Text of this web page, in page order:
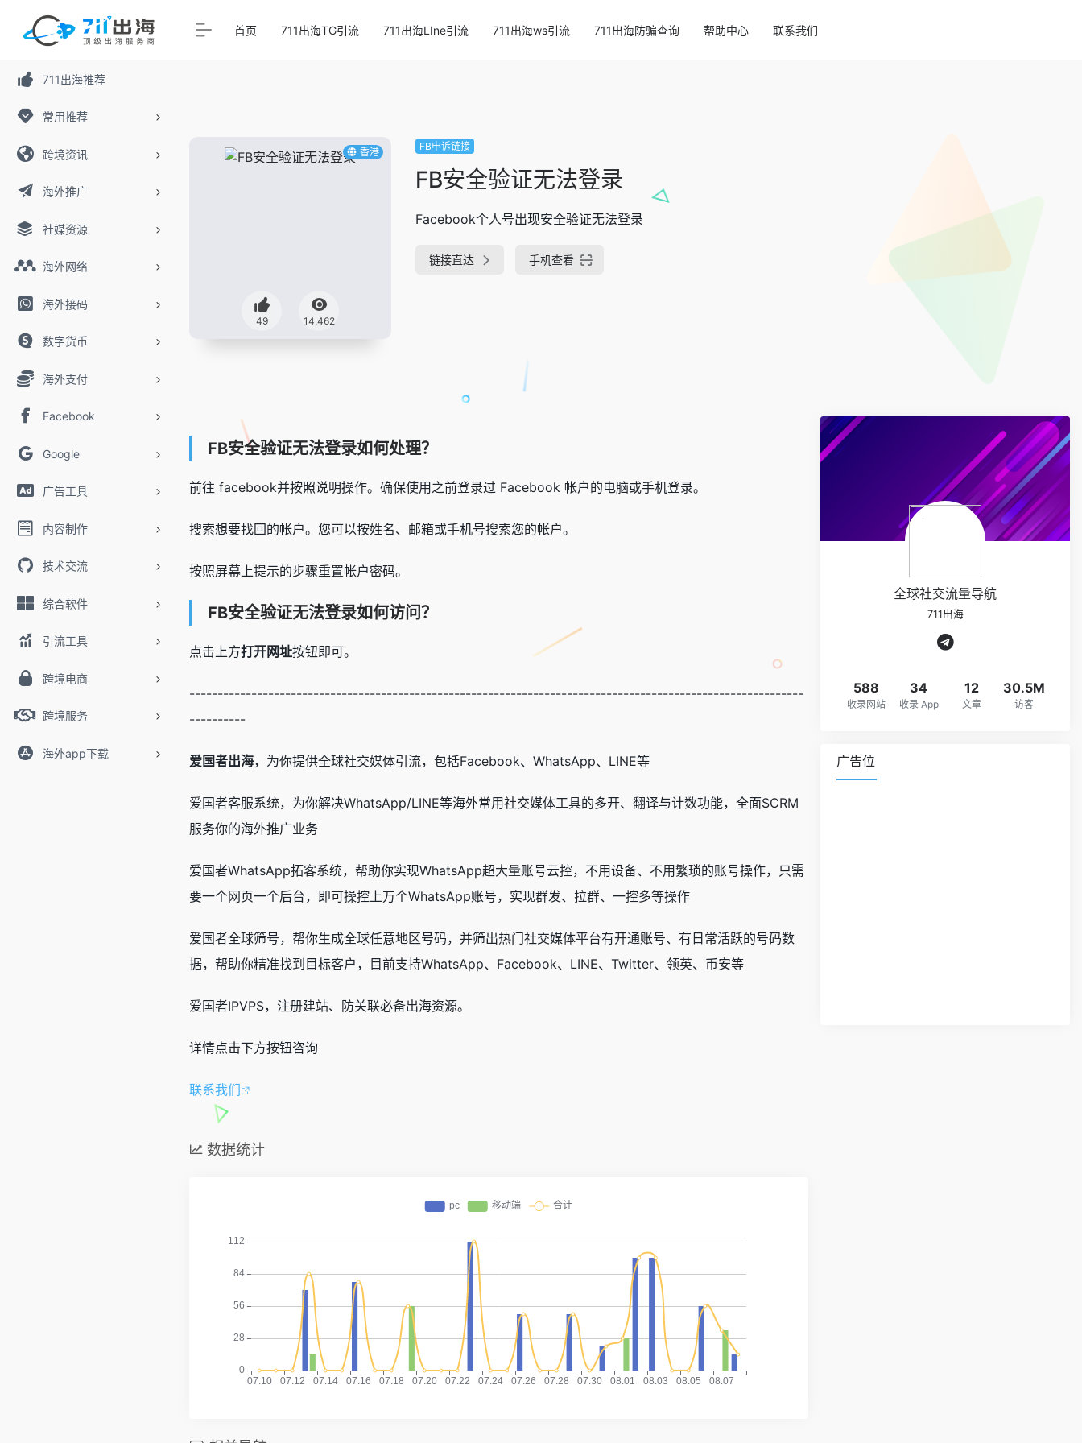
711出海推荐
常用推荐
跨境资讯
海外推广
社媒资源
海外网络
海外接码
数字货币
海外支付
Facebook
Google
广告工具
内容制作
技术交流
综合软件
引流工具
跨境电商
跨境服务
海外app下载
首页 711出海TG引流 711出海LIne引流 711出海ws引流 711出海防骗查询 帮助中心 联系我们
香港
49 14,462
FB申诉链接
FB安全验证无法登录
Facebook个人号出现安全验证无法登录
链接直达 手机查看
FB安全验证无法登录如何处理？
前往 facebook并按照说明操作。确保使用之前登录过 Facebook 帐户的电脑或手机登录。
搜索想要找回的帐户。您可以按姓名、邮箱或手机号搜索您的帐户。
按照屏幕上提示的步骤重置帐户密码。
FB安全验证无法登录如何访问？
点击上方打开网址按钮即可。
-------------------------------------------------------------------------------------------------------------
----------
爱国者出海，为你提供全球社交媒体引流，包括Facebook、WhatsApp、LINE等
爱国者客服系统，为你解决WhatsApp/LINE等海外常用社交媒体工具的多开、翻译与计数功能，全面SCRM
服务你的海外推广业务
爱国者WhatsApp拓客系统，帮助你实现WhatsApp超大量账号云控，不用设备、不用繁琐的账号操作，只需
要一个网页一个后台，即可操控上万个WhatsApp账号，实现群发、拉群、一控多等操作
爱国者全球筛号，帮你生成全球任意地区号码，并筛出热门社交媒体平台有开通账号、有日常活跃的号码数
据，帮助你精准找到目标客户，目前支持WhatsApp、Facebook、LINE、Twitter、领英、币安等
爱国者IPVPS，注册建站、防关联必备出海资源。
详情点击下方按钮咨询
联系我们
数据统计
全球社交流量导航
711出海
588
收录网站
34
收录 App
12
文章
30.5M
访客
广告位